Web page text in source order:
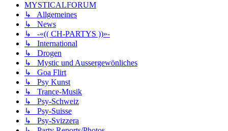
MYSTICALFORUM
↳ Allgemeines
↳ News
↳ -«(( CH-PARTYS ))»-
↳ International
↳ Drogen
↳ Mystic und Aussergewönliches
↳ Goa Flirt
↳ Psy Kunst
↳ Trance-Musik
↳ Psy-Schweiz
↳ Psy-Suisse
↳ Psy-Svizzera